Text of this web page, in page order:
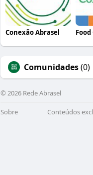
Conexão Abrasel
Comunidades(0)
© 2026 Rede Abrasel
Sobre Conteúdos